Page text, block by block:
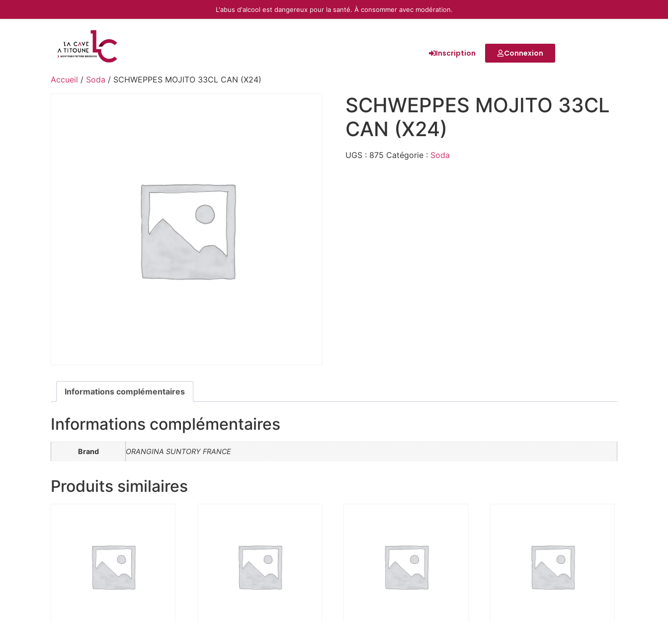
Inscription Connexion
Accueil / Soda / SCHWEPPES MOJITO 33CL CAN (X24)
SCHWEPPES MOJITO 33CL
CAN (X24)
UGS : 875 Catégorie : Soda
Informations complémentaires
Informations complémentaires
Brand ORANGINA SUNTORY FRANCE
Produits similaires
L'abus d'alcool est dangereux pour la santé. À consommer avec modération.